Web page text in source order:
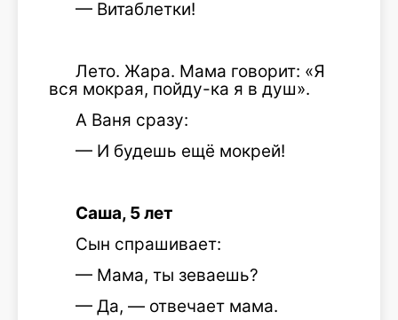
— Витаблетки!
Лето. Жара. Мама говорит: «Я
вся мокрая, пойду-ка я в душ».
А Ваня сразу:
— И будешь ещё мокрей!
Саша, 5 лет
Сын спрашивает:
— Мама, ты зеваешь?
— Да, — отвечает мама.